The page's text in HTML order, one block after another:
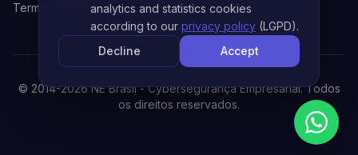
Termos de Uso
© 2014-2026NE Brasil - Cybersegurança Empresarial. Todos
os direitos reservados.
analytics and statistics cookies
according to our privacy policy (LGPD).
Decline
Accept